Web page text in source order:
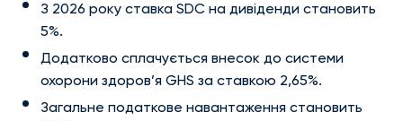
З 2026 року ставка SDC на дивіденди становить
5%.
Додатково сплачується внесок до системи
охорони здоров’я GHS за ставкою 2,65%.
Загальне податкове навантаження становить